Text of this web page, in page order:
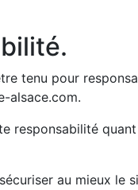
tenu pour
alsace.com.
responsabilité
au mieux